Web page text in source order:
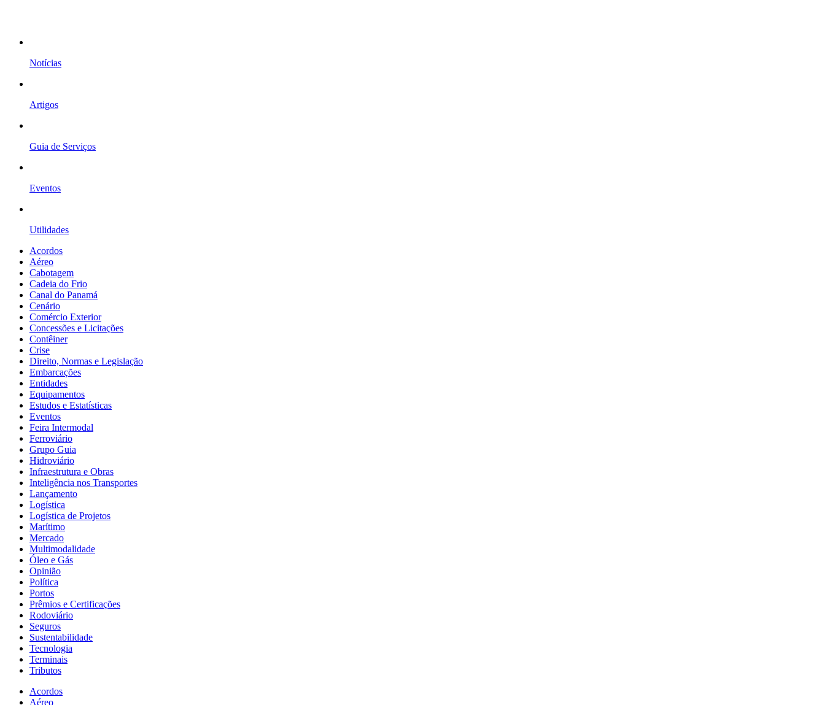
Notícias
Artigos
Guia de Serviços
Eventos
Utilidades
Acordos
Aéreo
Cabotagem
Cadeia do Frio
Canal do Panamá
Cenário
Comércio Exterior
Concessões e Licitações
Contêiner
Crise
Direito, Normas e Legislação
Embarcações
Entidades
Equipamentos
Estudos e Estatísticas
Eventos
Feira Intermodal
Ferroviário
Grupo Guia
Hidroviário
Infraestrutura e Obras
Inteligência nos Transportes
Lançamento
Logística
Logística de Projetos
Marítimo
Mercado
Multimodalidade
Óleo e Gás
Opinião
Política
Portos
Prêmios e Certificações
Rodoviário
Seguros
Sustentabilidade
Tecnologia
Terminais
Tributos
Acordos
Aéreo